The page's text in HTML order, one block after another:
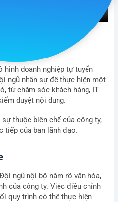
hình doanh nghiệp tự tuyển
ngũ nhân sự để thực hiện một
từ chăm sóc khách hàng, IT
duyệt nội dung.
thuộc biên chế của công ty,
tiếp của ban lãnh đạo.
ngũ nội bộ nắm rõ văn hóa,
của công ty. Việc điều chỉnh
quy trình có thể thực hiện